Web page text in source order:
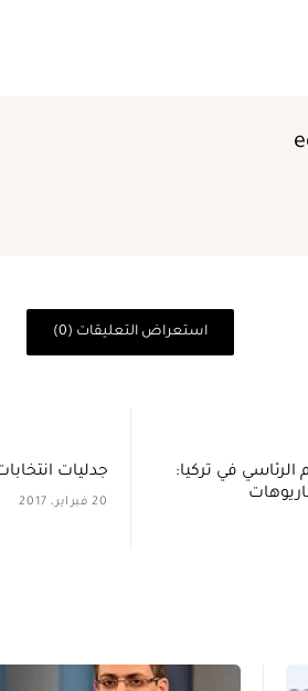
استعراض التعليقات (0)
الرئاسي في تركيا:
جدليات
20 فبراير، 2017